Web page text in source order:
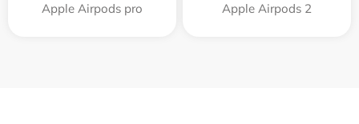
Apple Airpods pro Apple Airpods 2